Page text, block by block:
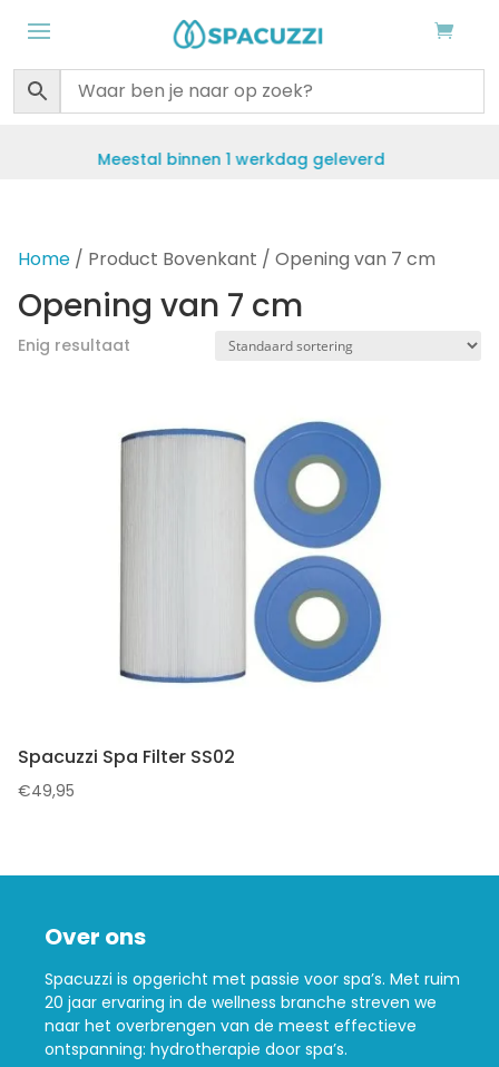
Meestal binnen 1 werkdag geleverd
Home/ Product Bovenkant / Opening van 7 cm
Opening van 7 cm
Enig resultaat
Spacuzzi Spa Filter SS02
€49,95
Over ons
Spacuzzi is opgericht met passie voor spa’s. Met ruim
20 jaar ervaring in de wellness branche streven we
naar het overbrengen van de meest effectieve
ontspanning: hydrotherapie door spa’s.